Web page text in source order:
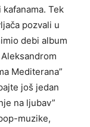
Tek
pozvali u
debi album
Mediterana”
još jedan
na ljubav”
muzike,